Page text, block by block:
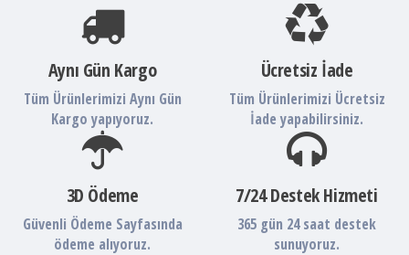
Aynı Gün Kargo
Tüm Ürünlerimizi Aynı Gün
Kargo yapıyoruz.
Ücretsiz İade
Tüm Ürünlerimizi Ücretsiz
İade yapabilirsiniz.
3D Ödeme
Güvenli Ödeme Sayfasında
ödeme alıyoruz.
7/24 Destek Hizmeti
365 gün 24 saat destek
sunuyoruz.